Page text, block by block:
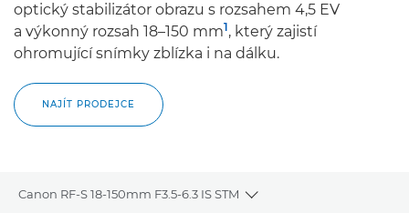
optický stabilizátor obrazu s rozsahem 4,5 EV
a výkonný rozsah 18–150 mm1, který zajistí
ohromující snímky zblízka i na dálku.
NAJÍT PRODEJCE
Canon RF-S 18-150mm F3.5-6.3 IS STM
Toggle breadcrumbs